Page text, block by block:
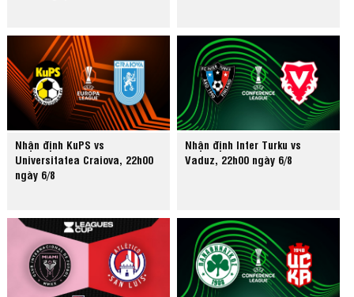
Nhận định KuPS vs
Universitatea Craiova, 22h00
ngày 6/8
Nhận định Inter Turku vs
Vaduz, 22h00 ngày 6/8